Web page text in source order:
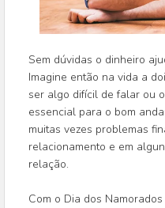
Sem dúvidas o dinheiro
Imagine então na vida a
ser algo difícil de falar ou
essencial para o bom
muitas vezes problemas
relacionamento e em
relação.
Com o Dia dos